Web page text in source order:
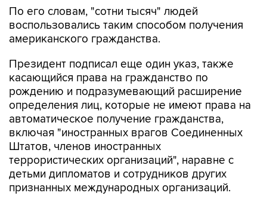
американского гражданства.
Президент подписал еще один указ, также
рождению и подразумевающий расширение
определения лиц, которые не имеют права на
автоматическое получение гражданства,
включая "иностранных врагов Соединенных
Штатов, членов иностранных
террористических организаций", наравне с
детьми дипломатов и сотрудников других
признанных международных организаций.
Издание The Hillобращает внимание, что эти